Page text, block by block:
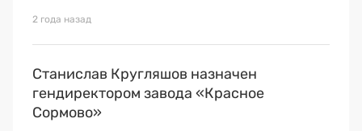
2 года назад
Станислав Кругляшов назначен
гендиректором завода «Красное
Сормово»